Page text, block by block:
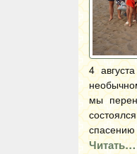
4
мы
Читать…